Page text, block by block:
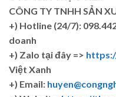
CÔNG TY TNHH SẢN
+) Hotline (24/7):
doanh
+) Zalo tại đây =>
Việt Xanh
+) Email: